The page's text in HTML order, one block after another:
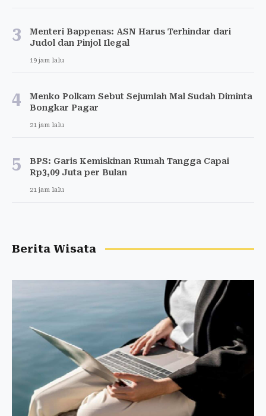
3
Menteri Bappenas: ASN Harus Terhindar dari
Judol dan Pinjol Ilegal
19 jam lalu
4
Menko Polkam Sebut Sejumlah Mal Sudah Diminta
Bongkar Pagar
21 jam lalu
5
BPS: Garis Kemiskinan Rumah Tangga Capai
Rp3,09 Juta per Bulan
21 jam lalu
Berita Wisata